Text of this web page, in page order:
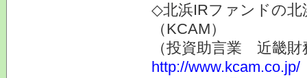
◇北浜IRファンドの
（KCAM）
（投資助言業 近畿財
http://www.kcam.co.jp/